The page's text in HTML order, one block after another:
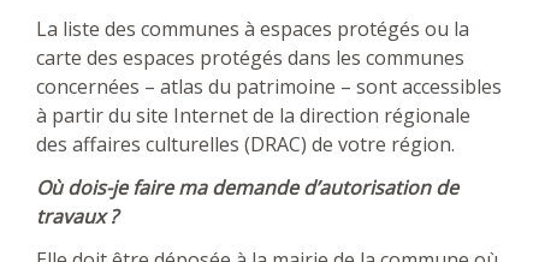
La liste des communes à espaces protégés ou la
carte des espaces protégés dans les communes
concernées – atlas du patrimoine – sont accessibles
à partir du site Internet de la direction régionale
des affaires culturelles (DRAC) de votre région.
Où dois-je faire ma demande d’autorisation de
travaux ?